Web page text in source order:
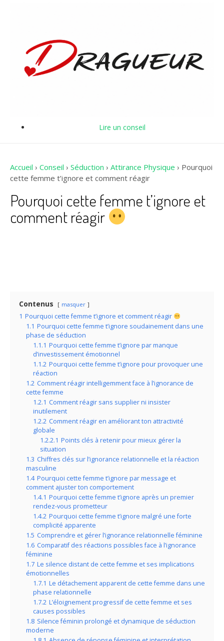
Lire un conseil
Accueil › Conseil › Séduction › Attirance Physique › Pourquoi
cette femme t’ignore et comment réagir
Pourquoi cette femme t’ignore et
comment réagir
Contenus masquer
1 Pourquoi cette femme t’ignore et comment réagir
1.1 Pourquoi cette femme t’ignore soudainement dans une
phase de séduction
1.1.1 Pourquoi cette femme t’ignore par manque
d’investissement émotionnel
1.1.2 Pourquoi cette femme t’ignore pour provoquer une
réaction
1.2 Comment réagir intelligemment face à l’ignorance de
cette femme
1.2.1 Comment réagir sans supplier ni insister
inutilement
1.2.2 Comment réagir en améliorant ton attractivité
globale
1.2.2.1 Points clés à retenir pour mieux gérer la
situation
1.3 Chiffres clés sur l’ignorance relationnelle et la réaction
masculine
1.4 Pourquoi cette femme t’ignore par message et
comment ajuster ton comportement
1.4.1 Pourquoi cette femme t’ignore après un premier
rendez-vous prometteur
1.4.2 Pourquoi cette femme t’ignore malgré une forte
complicité apparente
1.5 Comprendre et gérer l’ignorance relationnelle féminine
1.6 Comparatif des réactions possibles face à l’ignorance
féminine
1.7 Le silence distant de cette femme et ses implications
émotionnelles
1.7.1 Le détachement apparent de cette femme dans une
phase relationnelle
1.7.2 L’éloignement progressif de cette femme et ses
causes possibles
1.8 Silence féminin prolongé et dynamique de séduction
moderne